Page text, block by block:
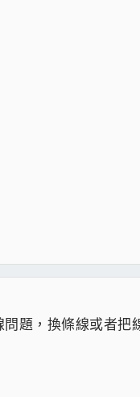
全家花30元寄出後，修好
保固真的很G8，EQ不佳者
題，換條線或者把